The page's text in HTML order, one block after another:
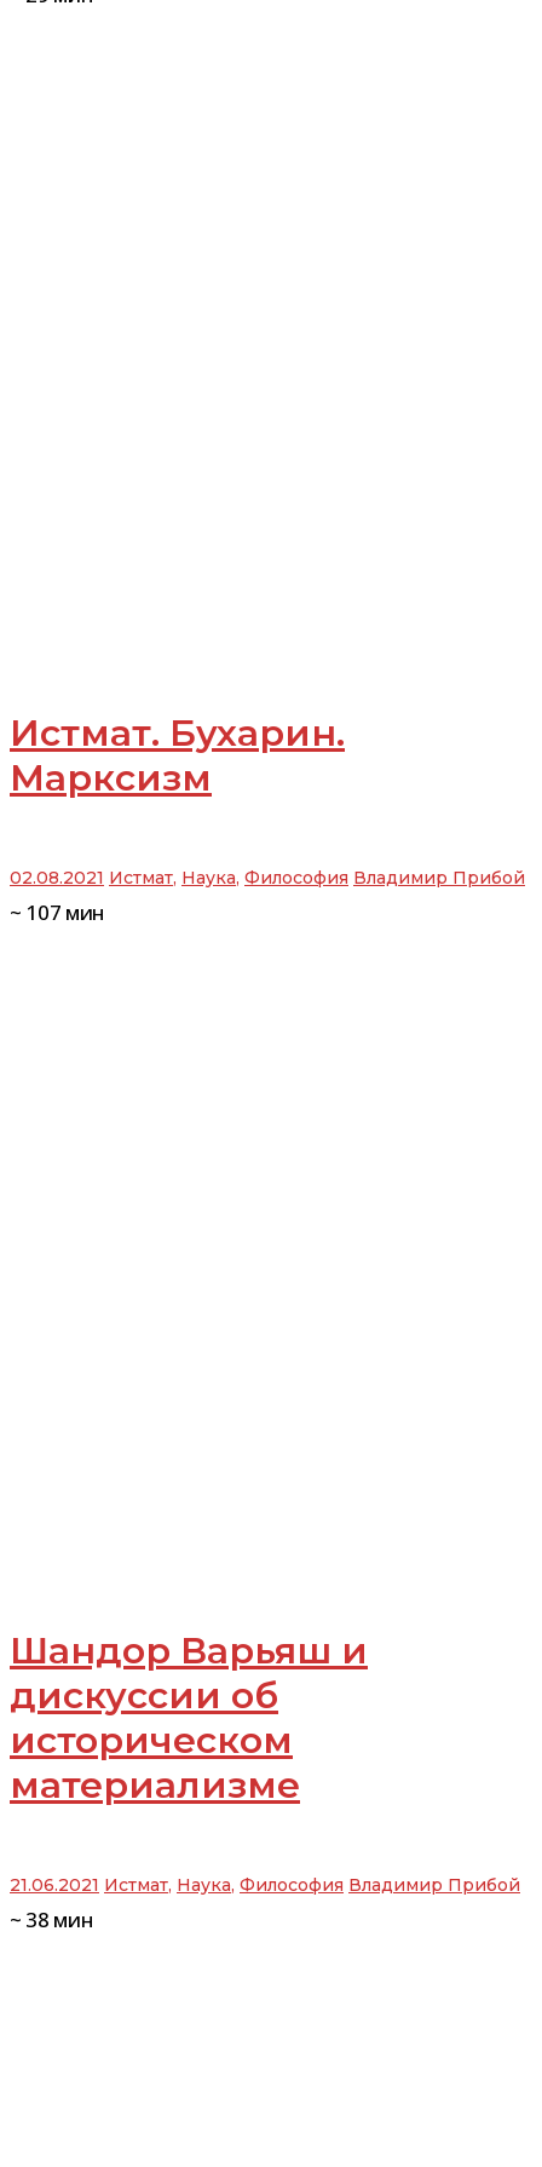
Истмат. Бухарин.
Марксизм
02.08.2021 Истмат, Наука, Философия Владимир Прибой
~ 107 мин
Шандор Варьяш и
дискуссии об
историческом
материализме
21.06.2021 Истмат, Наука, Философия Владимир Прибой
~ 38 мин